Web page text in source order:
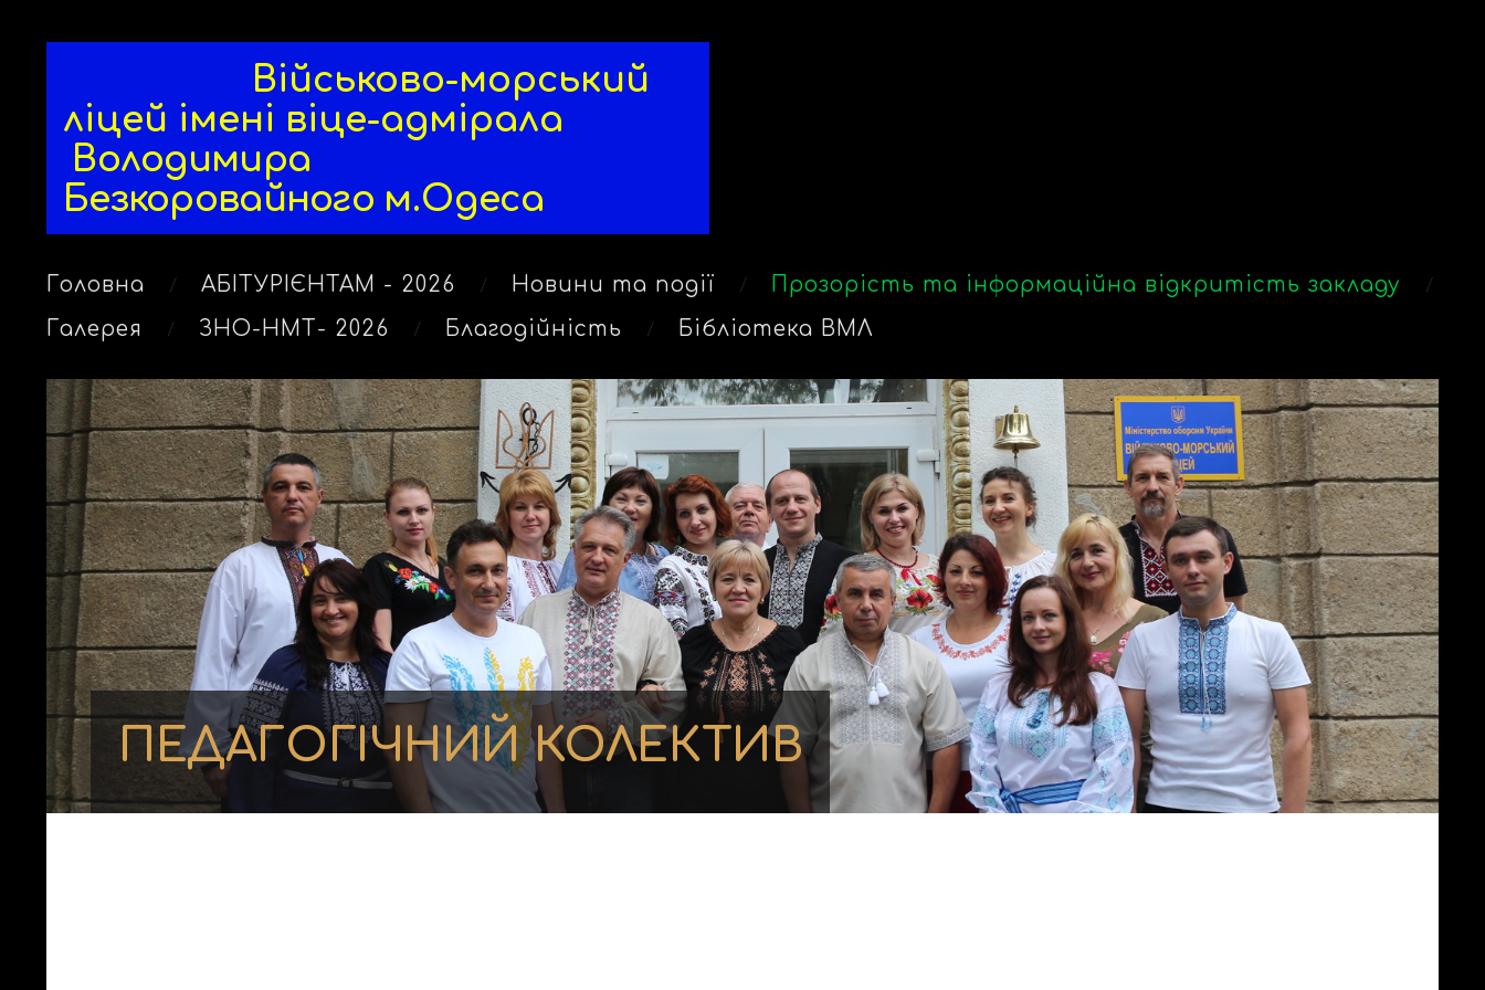
Військово-морський
ліцей імені віце-адмірала
Володимира
Безкоровайного м.Одеса
Головна АБІТУРІЄНТАМ - 2026 Новини та події
Прозорість та інформаційна відкритість закладу
Галерея
ЗНО-НМТ- 2026 Благодійність Бібліотека ВМЛ
ПЕДАГОГІЧНИЙ КОЛЕКТИВ